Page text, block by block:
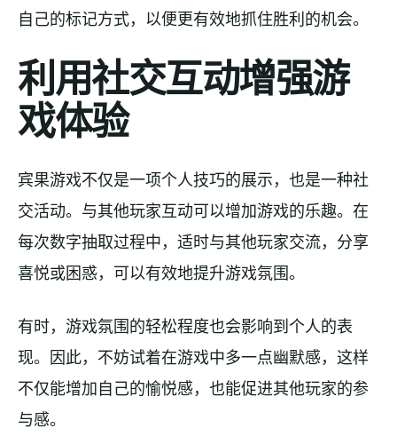
自己的标记方式，以便更有效地抓住胜利的机会。
利用社交互动增强游
戏体验
宾果游戏不仅是一项个人技巧的展示，也是一种社
交活动。与其他玩家互动可以增加游戏的乐趣。在
每次数字抽取过程中，适时与其他玩家交流，分享
喜悦或困惑，可以有效地提升游戏氛围。
有时，游戏氛围的轻松程度也会影响到个人的表
现。因此，不妨试着在游戏中多一点幽默感，这样
不仅能增加自己的愉悦感，也能促进其他玩家的参
与感。